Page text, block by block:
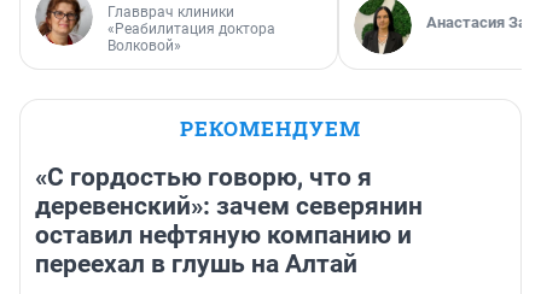
Главврач клиники
«Реабилитация доктора
Волковой»
Анастасия
РЕКОМЕНДУЕМ
«С гордостью говорю, что я
деревенский»: зачем северянин
оставил нефтяную компанию и
переехал в глушь на Алтай